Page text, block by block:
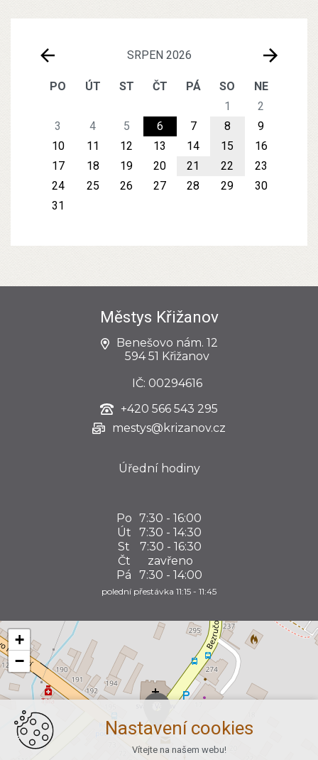
SRPEN 2026
PO ÚT ST ČT PÁ SO
NE
1
2
3
4 5 6 7 8
9
10
11 12 13 14 15
16
17
18 19 20 21 22
23
24
25 26 27 28 29
30
31
Městys Křižanov
Benešovo nám. 12
594 51 Křižanov
IČ: 00294616
+420 566 543 295
mestys@krizanov.cz
Úřední hodiny
Po 7:30 - 16:00
Út
7:30 - 14:30
St
7:30 - 16:30
Čt
zavřeno
Pá
7:30 - 14:00
polední přestávka 11:15 - 11:45
+
−
Nastavení cookies
Vítejte na našem webu!